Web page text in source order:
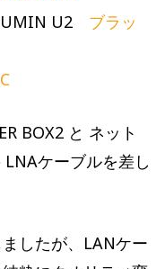
U2 ブラッ
BOX2 と ネット
ケーブルを差し
したが、LANケー